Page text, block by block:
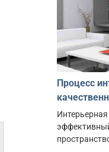
Процесс